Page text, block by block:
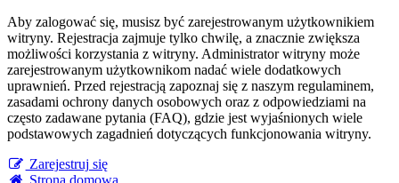
Aby zalogować się, musisz być zarejestrowanym użytkownikiem
witryny. Rejestracja zajmuje tylko chwilę, a znacznie zwiększa
możliwości korzystania z witryny. Administrator witryny może
zarejestrowanym użytkownikom nadać wiele dodatkowych
uprawnień. Przed rejestracją zapoznaj się z naszym regulaminem,
zasadami ochrony danych osobowych oraz z odpowiedziami na
często zadawane pytania (FAQ), gdzie jest wyjaśnionych wiele
podstawowych zagadnień dotyczących funkcjonowania witryny.
Zarejestruj się
Strona domowa